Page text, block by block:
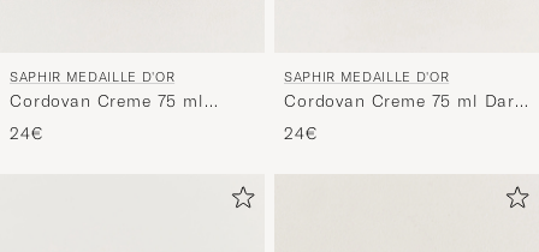
SAPHIR MEDAILLE D'OR
Cordovan Creme 75 ml
Black
24€
SAPHIR MEDAILLE D'OR
Cordovan Creme 75 ml Dark
Brown
24€